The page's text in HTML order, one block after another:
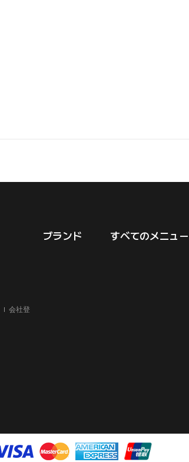
会社登
ブランド すべてのメニュー